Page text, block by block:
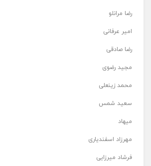
رضا مرانلو
امیر عرفانی
رضا صادقی
مجید رضوی
محمد زینعلی
سعید شمس
میهاد
مهرزاد اسفندیاری
فرشاد میرزایی